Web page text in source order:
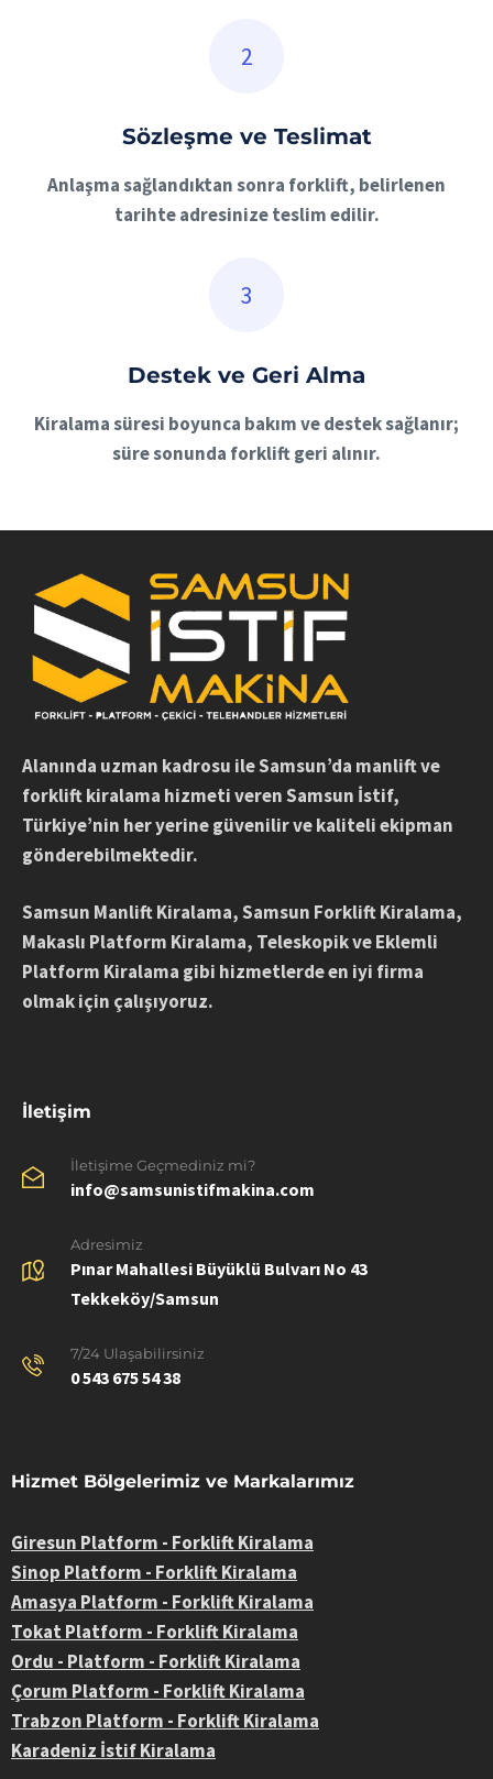
Sözleşme ve Teslimat
Anlaşma sağlandıktan sonra forklift, belirlenen
tarihte adresinize teslim edilir.
Destek ve Geri Alma
Kiralama süresi boyunca bakım ve destek sağlanır;
süre sonunda forklift geri alınır.
Alanında uzman kadrosu ile Samsun’da manlift ve
forklift kiralama hizmeti veren Samsun İstif,
Türkiye’nin her yerine güvenilir ve kaliteli ekipman
gönderebilmektedir.
Samsun Manlift Kiralama, Samsun Forklift Kiralama,
Makaslı Platform Kiralama, Teleskopik ve Eklemli
Platform Kiralama gibi hizmetlerde en iyi firma
olmak için çalışıyoruz.
İletişim
İletişime Geçmediniz mi?
info@samsunistifmakina.com
Adresimiz
Pınar Mahallesi Büyüklü Bulvarı No 43
Tekkeköy/Samsun
7/24 Ulaşabilirsiniz
0 543 675 54 38
Hizmet Bölgelerimiz ve Markalarımız
Giresun Platform - Forklift Kiralama
Sinop Platform - Forklift Kiralama
Amasya Platform - Forklift Kiralama
Tokat Platform - Forklift Kiralama
Ordu - Platform - Forklift Kiralama
Çorum Platform - Forklift Kiralama
Trabzon Platform - Forklift Kiralama
Karadeniz İstif Kiralama